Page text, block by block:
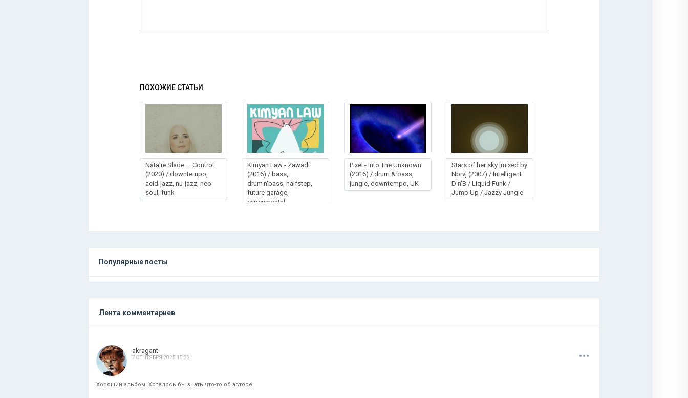
ПОХОЖИЕ СТАТЬИ
Natalie Slade — Control
(2020) / downtempo,
acid-jazz, nu-jazz, neo
soul, funk
Kimyan Law - Zawadi
(2016) / bass,
drum'n'bass, halfstep,
future garage,
experimental
Pixel - Into The Unknown
(2016) / drum & bass,
jungle, downtempo, UK
Stars of her sky [mixed by
Norv] (2007) / Intelligent
D'n'B / Liquid Funk /
Jump Up / Jazzy Jungle
Популярные посты
Лента комментариев
akragant
7 СЕНТЯБРЯ 2025 15:22 ...
Хороший альбом. Хотелось бы знать что-то об авторе.